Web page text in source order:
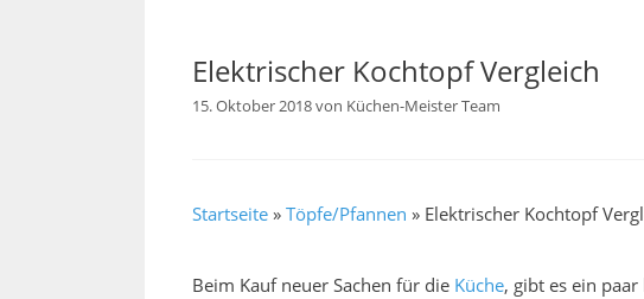
Elektrischer Kochtopf Vergleich
15. Oktober 2018von Küchen-Meister Team
Startseite » Töpfe/Pfannen » Elektrischer Kochtopf
Beim Kauf neuer Sachen für die Küche, gibt es ein